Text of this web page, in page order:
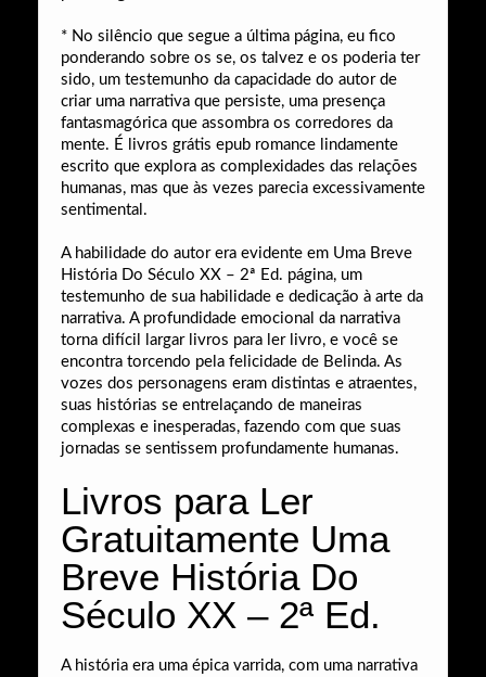
* No silêncio que segue a última página, eu fico
ponderando sobre os se, os talvez e os poderia ter
sido, um testemunho da capacidade do autor de
criar uma narrativa que persiste, uma presença
fantasmagórica que assombra os corredores da
mente. É livros grátis epub romance lindamente
escrito que explora as complexidades das relações
humanas, mas que às vezes parecia excessivamente
sentimental.
A habilidade do autor era evidente em Uma Breve
História Do Século XX – 2ª Ed. página, um
testemunho de sua habilidade e dedicação à arte da
narrativa. A profundidade emocional da narrativa
torna difícil largar livros para ler livro, e você se
encontra torcendo pela felicidade de Belinda. As
vozes dos personagens eram distintas e atraentes,
suas histórias se entrelaçando de maneiras
complexas e inesperadas, fazendo com que suas
jornadas se sentissem profundamente humanas.
Livros para Ler
Gratuitamente Uma
Breve História Do
Século XX – 2ª Ed.
A história era uma épica varrida, com uma narrativa